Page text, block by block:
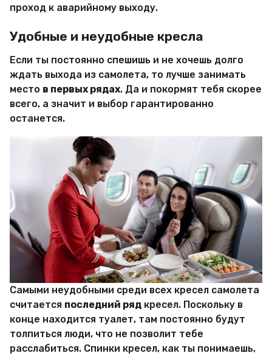
проход к аварийному выходу.
Удобные и неудобные кресла
Если ты постоянно спешишь и не хочешь долго
ждать выхода из самолета, то лучше занимать
место в первых рядах. Да и покормят тебя скорее
всего, а значит и выбор гарантированно
останется.
Самыми неудобными среди всех кресел самолета
считается последний ряд кресел. Поскольку в
конце находится туалет, там постоянно будут
толпиться люди, что не позволит тебе
расслабиться. Спинки кресел, как ты понимаешь,